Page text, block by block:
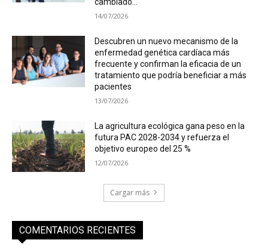
14/07/2026
Descubren un nuevo mecanismo de la
enfermedad genética cardíaca más
frecuente y confirman la eficacia de un
tratamiento que podría beneficiar a más
pacientes
13/07/2026
La agricultura ecológica gana peso en la
futura PAC 2028-2034 y refuerza el
objetivo europeo del 25 %
12/07/2026
Cargar más
COMENTARIOS RECIENTES